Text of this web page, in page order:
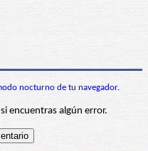
nocturno de tu navegador.
encuentras algún error.